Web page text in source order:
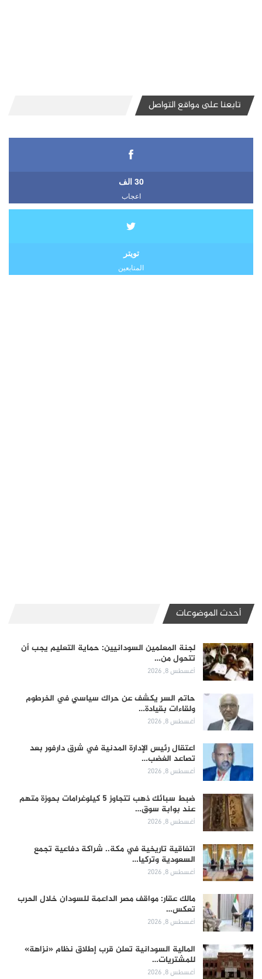
تابعنا على مواقع التواصل
30 الف
اعجاب
تويتر
المتابعين
أحدث الموضوعات
لجنة المعلمين السودانيين: حماية التعليم يجب أن
تتحول من…
أغسطس 8, 2026
حاتم السر يكشف عن حراك سياسي في الخرطوم
ولقاءات بقيادة…
أغسطس 8, 2026
اعتقال رئيس الإدارة المدنية في شرق دارفور بعد
تصاعد الغضب…
أغسطس 8, 2026
ضبط سبائك ذهب تتجاوز 5 كيلوغرامات بحوزة متهم
عند بوابة سوق…
أغسطس 8, 2026
اتفاقية تاريخية في مكة.. شراكة دفاعية تجمع
السعودية وتركيا…
أغسطس 8, 2026
مالك عقار: مواقف مصر الداعمة للسودان خلال الحرب
تعكس…
أغسطس 8, 2026
المالية السودانية تعلن قرب إطلاق نظام «نزاهة»
للمشتريات…
أغسطس 8, 2026